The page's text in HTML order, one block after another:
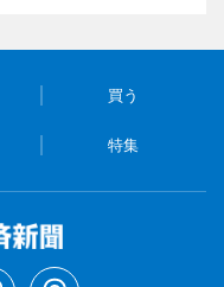
買う
特集